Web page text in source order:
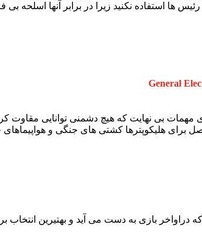
ها استفاده نکنید زیرا در برابر آنها اسلحه
General
بی نهایت که هیچ دشمنی توانایی مقاوت
کشتی های جنگی و هواپیماهای جت جنگنده بوده است
دراواخر بازی به دست می آید و بهتیرین انتخاب